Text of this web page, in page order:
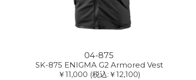
04-875
SK-875 ENIGMA G2 Armored Vest
￥11,000 (税込:￥12,100)